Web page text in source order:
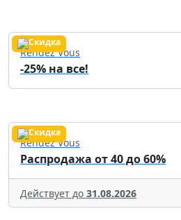
Rendez Vous
-25% на все!
Rendez Vous
Распродажа от 40 до 60%
Действует до 31.08.2026